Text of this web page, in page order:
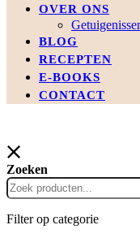
OVER ONS
BLOG
RECEPTEN
E-BOOKS
CONTACT
Zoeken
Filter op categorie